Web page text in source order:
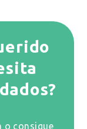
o consigue